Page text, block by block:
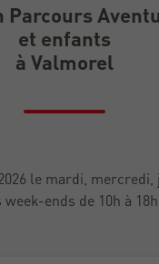
Parcours
et enfants
à Valmorel
le mardi, mercredi,
week-ends de 10h à